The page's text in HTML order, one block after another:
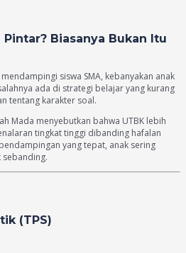
Biasanya Bukan Itu
siswa SMA, kebanyakan anak
ada di strategi belajar yang kurang
tentang karakter soal.
Mada menyebutkan bahwa UTBK lebih
tingkat tinggi dibanding hafalan
yang tepat, anak sering
(TPS)